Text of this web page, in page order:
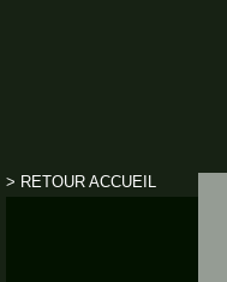
> RETOUR ACCUEIL